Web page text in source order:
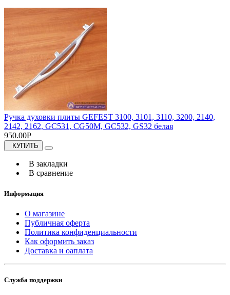
Ручка духовки плиты GEFEST 3100, 3101, 3110, 3200, 2140,
2142, 2162, GC531, CG50M, GC532, GS32 белая
950.00Р
КУПИТЬ
В закладки
В сравнение
Информация
О магазине
Публичная оферта
Политика конфиденциальности
Как оформить заказ
Доставка и оаплата
Служба поддержки